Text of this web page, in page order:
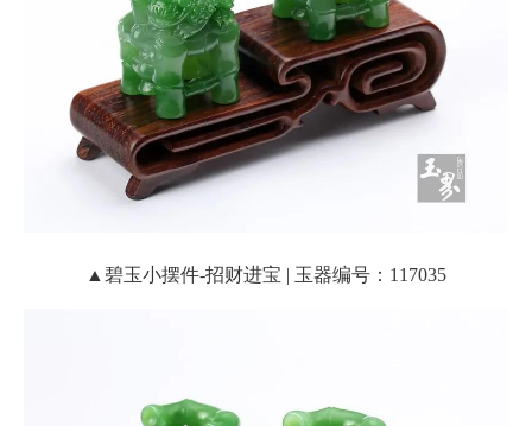
▲碧玉小摆件-招财进宝 | 玉器编号：117035